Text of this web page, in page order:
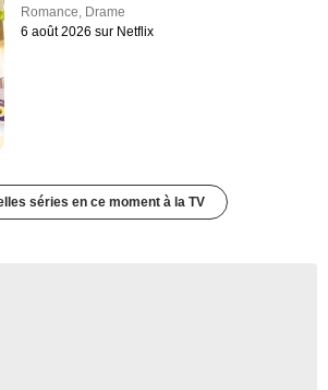
Romance, Drame
6 août 2026 sur Netflix
séries en ce moment à la TV